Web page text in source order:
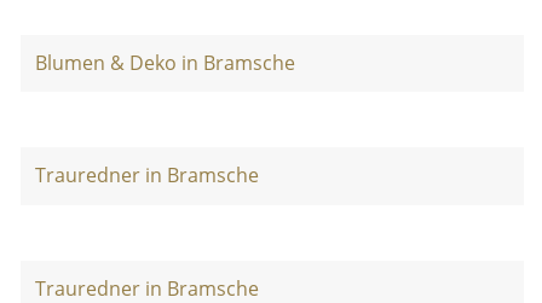
Blumen & Deko in Bramsche
Trauredner in Bramsche
Trauredner in Bramsche